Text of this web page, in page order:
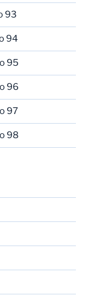
93
94
95
96
97
98